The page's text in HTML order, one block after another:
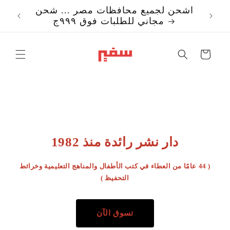
إلى
المحتوى
اشحن لجميع محافظات مصر ... شحن
مجاني للطلبات فوق ٩٩٩ج
Translation
دار نشر رائدة منذ 1982
( 44 عامًا من العطاء في كتب الأطفال والمناهج التعليمية وخرائط
التحفيظ )
تسوق الآن